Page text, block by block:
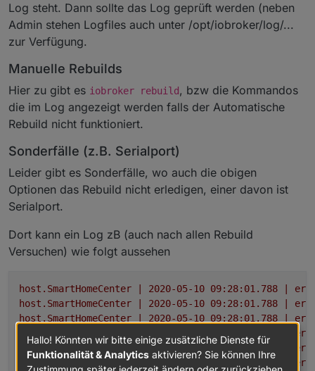
Log steht. Dann sollte das Log geprüft werden (neben
Admin stehen Logfiles auch unter /opt/iobroker/log/...
zur Verfügung.
Manuelle Rebuilds
Hier zu gibt es iobroker rebuild, bzw die Kommandos
die im Log angezeigt werden falls der Automatische
Rebuild nicht funktioniert.
Sonderfälle (z.B. Serialport)
Leider gibt es Sonderfälle, wo auch die obigen
Optionen das Rebuild nicht erledigen, einer davon ist
Serialport.
Dort kann ein Log zB (auch nach allen Rebuild
Versuchen) wie folgt aussehen
host.SmartHomeCenter 2020-05-10 09:28:01.788
host.SmartHomeCenter
2020-05-10 09:28:01.788
host.SmartHomeCenter
2020-05-10 09:28:01.788
host.SmartHomeCenter
| 2020-05-10 09:28:01.787
host.SmartHomeCenter
| 2020-05-10 09:28:01.787
host.SmartHomeCenter
| 2020-05-10 09:28:01.787
Hallo! Könnten wir bitte einige zusätzliche Dienste für
Funktionalität & Analytics aktivieren? Sie können Ihre